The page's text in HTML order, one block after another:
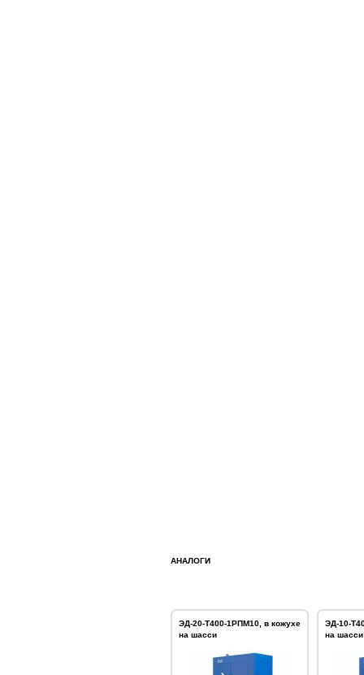
АНАЛОГИ
ЭД-20-Т400-1РПМ10, в кожухе
на шасси
ЭД-10-
на шасси